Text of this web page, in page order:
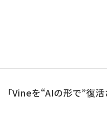
「Vineを“AIの形で”復